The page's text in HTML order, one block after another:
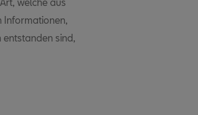
Informationen,
sind,